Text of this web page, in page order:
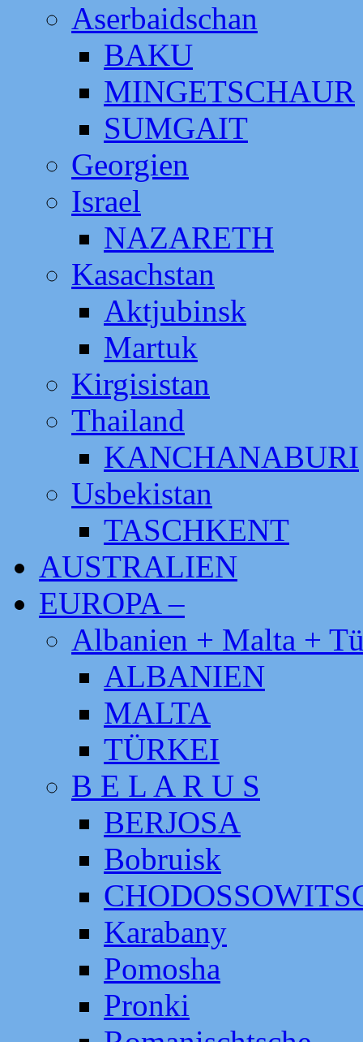
Aserbaidschan
BAKU
MINGETSCHAUR
SUMGAIT
Georgien
Israel
NAZARETH
Kasachstan
Aktjubinsk
Martuk
Kirgisistan
Thailand
KANCHANABURI
Usbekistan
TASCHKENT
AUSTRALIEN
EUROPA –
Albanien + Malta +
ALBANIEN
MALTA
TÜRKEI
B E L A R U S
BERJOSA
Bobruisk
Karabany
Pomosha
Pronki